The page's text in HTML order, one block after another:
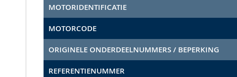
MOTORIDENTIFICATIE
MOTORCODE
ORIGINELE ONDERDEELNUMMERS / BEPERKING
REFERENTIENUMMER